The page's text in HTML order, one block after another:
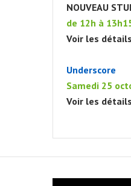
JAM
À PARTIR
NOUVEAU
de 12h à
Voir les détails
Underscore
Samedi 25
Voir les détails